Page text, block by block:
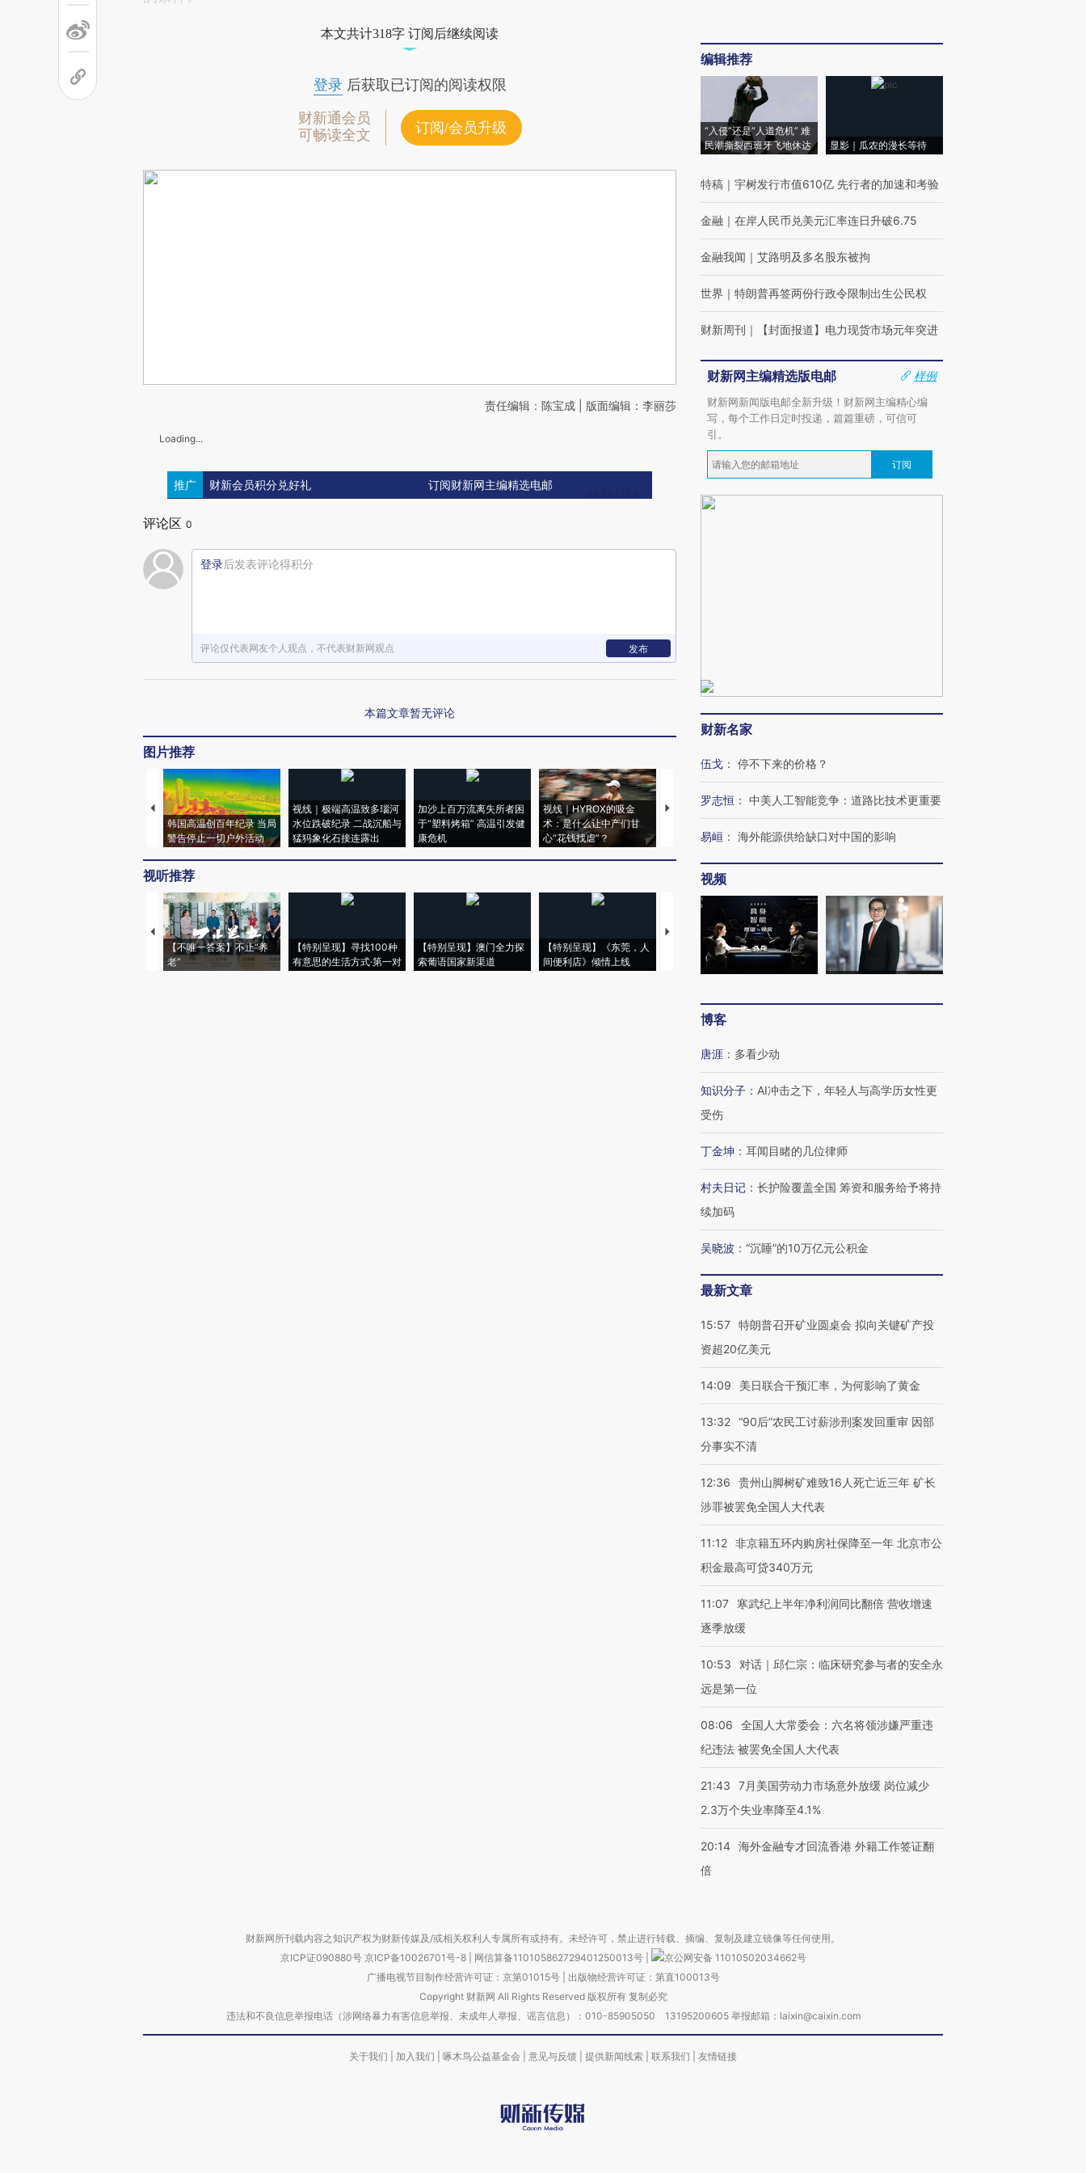
本文共计318字 订阅后继续阅读
登录后获取已订阅的阅读权限
财新通会员
可畅读全文
订阅/会员升级
责任编辑：陈宝成 | 版面编辑：李丽莎
Loading...
推广 财新会员积分兑好礼 订阅财新网主编精选电邮
评论区 0
登录后发表评论得积分
评论仅代表网友个人观点，不代表财新网观点 发布
本篇文章暂无评论
图片推荐
韩国高温创百年纪录 当局
警告停止一切户外活动
视线｜极端高温致多瑙河
水位跌破纪录 二战沉船与
猛犸象化石接连露出
加沙上百万流离失所者困
于“塑料烤箱” 高温引发健
康危机
视线｜HYROX的吸金
术：是什么让中产们甘
心“花钱找虐”？
马航飞行员跨国走私7万
视线｜被称为“蟑螂”的印
育部长拱下台
视线｜“入侵”还是“人道危
视听推荐
【不唯一答案】不止“养
老”
【特别呈现】寻找100种
有意思的生活方式·第一对
【特别呈现】澳门全力探
索葡语国家新渠道
【特别呈现】《东莞，人
间便利店》倾情上线
【推广】走进第四届链博
会，让数智科技“链”接产
【特别呈现】寻找100种
有意思的生活方式·第三对
CFO：不靠规模取胜，华
住三大增长引擎是什么？
编辑推荐
“入侵”还是“人道危机” 难
民潮撕裂西班牙飞地休达
显影｜瓜农的漫长等待
特稿 ｜ 宇树发行市值610亿 先行者的加速和考验
金融 ｜ 在岸人民币兑美元汇率连日升破6.75
金融我闻 ｜ 艾路明及多名股东被拘
世界 ｜ 特朗普再签两份行政令限制出生公民权
财新周刊 ｜ 【封面报道】电力现货市场元年突进
财新网主编精选版电邮
样例
财新网新闻版电邮全新升级！财新网主编精心编
写，每个工作日定时投递，篇篇重磅，可信可
引。
订阅
财新名家
伍戈 ： 停不下来的价格？
罗志恒 ： 中美人工智能竞争：道路比技术更重要
易峘 ： 海外能源供给缺口对中国的影响
视频
博客
唐涯 ： 多看少动
知识分子 ： AI冲击之下，年轻人与高学历女性更
受伤
丁金坤 ： 耳闻目睹的几位律师
村夫日记 ： 长护险覆盖全国 筹资和服务给予将持
续加码
吴晓波 ： “沉睡”的10万亿元公积金
最新文章
15:57 特朗普召开矿业圆桌会 拟向关键矿产投
资超20亿美元
14:09 美日联合干预汇率，为何影响了黄金
13:32 “90后”农民工讨薪涉刑案发回重审 因部
分事实不清
12:36
贵州山脚树矿难致16人死亡近三年 矿长
涉罪被罢免全国人大代表
11:12 非京籍五环内购房社保降至一年 北京市公
积金最高可贷340万元
11:07
寒武纪上半年净利润同比翻倍 营收增速
逐季放缓
10:53
对话｜邱仁宗：临床研究参与者的安全永
远是第一位
08:06
全国人大常委会：六名将领涉嫌严重违
纪违法 被罢免全国人大代表
21:43
7月美国劳动力市场意外放缓 岗位减少
2.3万个失业率降至4.1%
20:14 海外金融专才回流香港 外籍工作签证翻
倍
财新网所刊载内容之知识产权为财新传媒及/或相关权利人专属所有或持有。未经许可，禁止进行转载、摘编、复制及建立镜像等任何使用。
京ICP证090880号 京ICP备10026701号-8 网信算备110105862729401250013号
京公网安备 11010502034662号
广播电视节目制作经营许可证：京第01015号| 出版物经营许可证：第直100013号
Copyright 财新网 All Rights Reserved 版权所有 复制必究
违法和不良信息举报电话（涉网络暴力有害信息举报、未成年人举报、谣言信息）：010-85905050 13195200605 举报邮箱：laixin@caixin.com
关于我们 加入我们 啄木鸟公益基金会 意见与反馈 提供新闻线索 联系我们 友情链接